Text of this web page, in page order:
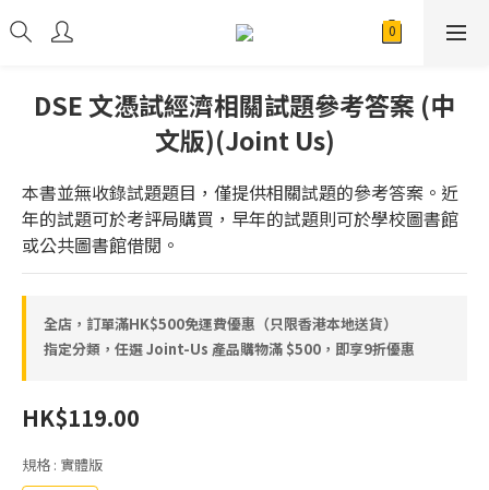
DSE 文憑試經濟相關試題參考答案 (中
文版)(Joint Us)
本書並無收錄試題題目，僅提供相關試題的參考答案。近
年的試題可於考評局購買，早年的試題則可於學校圖書館
或公共圖書館借閱。
全店，訂單滿HK$500免運費優惠（只限香港本地送貨）
指定分類，任選 Joint-Us 產品⁠⁠購物滿 $500，即享9折優惠
HK$119.00
規格 : 實體版